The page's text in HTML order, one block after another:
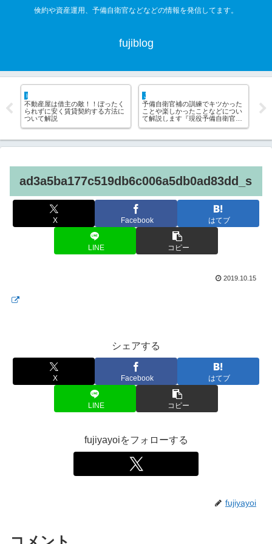
倹約や資産運用、予備自衛官などなどの情報を発信してます。
fujiblog
life hack
不動産屋は借主の敵！！ぼったく
られずに安く賃貸契約する方法に
ついて解説
JSDF hack
予備自衛官補の訓練でキツかった
ことや楽しかったことなどについ
て解説します『現役予備自衛官の
副
か
ad3a5ba177c519db6c006a5db0ad83dd_s
X Facebook はてブ
LINE コピー
2019.10.15
シェアする
X Facebook はてブ
LINE コピー
fujiyayoiをフォローする
fujiyayoi